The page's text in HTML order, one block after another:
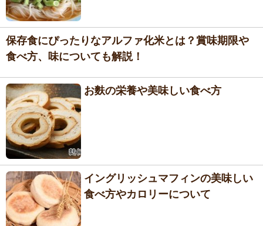
保存食にぴったりなアルファ化米とは？賞味期限や
食べ方、味についても解説！
お麩の栄養や美味しい食べ方
イングリッシュマフィンの美味しい
食べ方やカロリーについて